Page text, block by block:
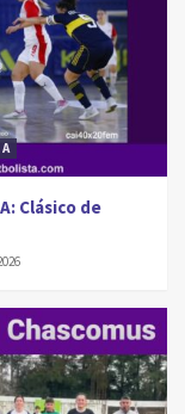
Clásico de